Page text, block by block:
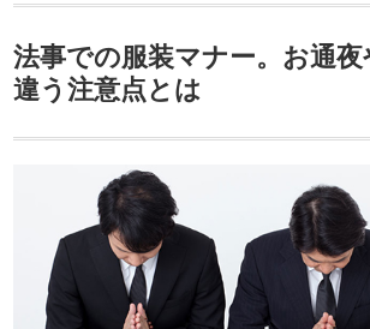
法事での服装マナー。お通
違う注意点とは